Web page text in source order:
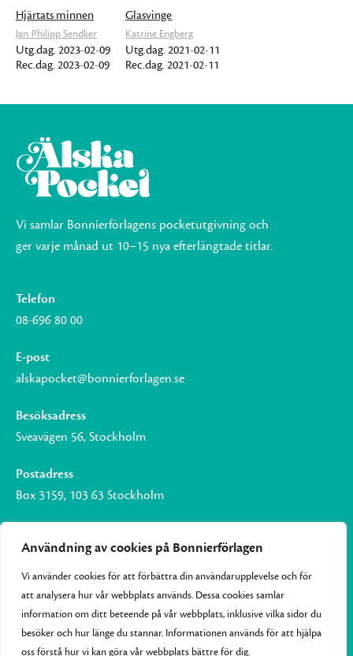
Användning av cookies på Bonnierförlagen
Vi använder cookies för att förbättra din användarupplevelse och för
att analysera hur vår webbplats används. Dessa cookies samlar
information om ditt beteende på vår webbplats, inklusive vilka sidor du
besöker och hur länge du stannar. Informationen används för att hjälpa
oss förstå hur vi kan göra vår webbplats bättre för dig.
Hjärtats minnen
Jan-Philipp Sendker
Utg.dag. 2023-02-09
Rec.dag. 2023-02-09
Glasvinge
Katrine Engberg
Utg.dag. 2021-02-11
Rec.dag. 2021-02-11
Vi samlar Bonnierförlagens pocketutgivning och
ger varje månad ut 10–15 nya efterlängtade titlar.
Telefon
08-696 80 00
E-post
alskapocket@bonnierforlagen.se
Besöksadress
Sveavägen 56, Stockholm
Postadress
Box 3159, 103 63 Stockholm
Om Bonnierförlagen
Cookies
Integritetspolicy